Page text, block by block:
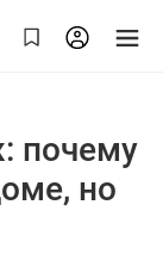
почему
но